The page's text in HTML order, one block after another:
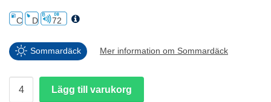
C D 72
Sommardäck Mer information om Sommardäck